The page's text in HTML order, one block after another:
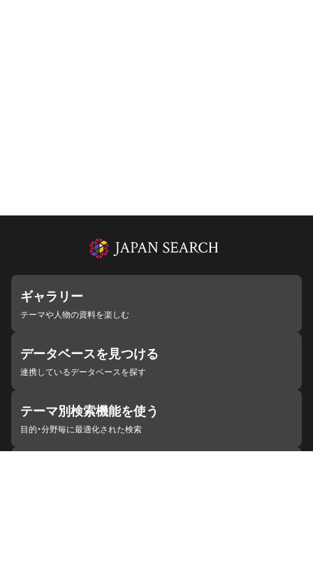
ギャラリー
テーマや人物の資料を楽しむ
データベースを見つける
連携しているデータベースを探す
テーマ別検索機能を使う
目的・分野毎に最適化された検索